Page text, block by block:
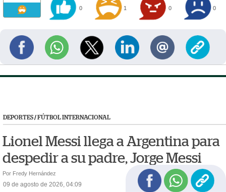
0 1 0 0
DEPORTES/ FÚTBOL INTERNACIONAL
Lionel Messi llega a Argentina para
despedir a su padre, Jorge Messi
Por Fredy Hernández
09 de agosto de 2026, 04:09